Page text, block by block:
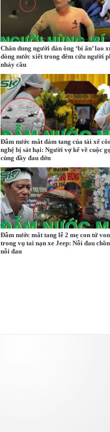
Chân dung người đàn ông ‘bí ẩn’ lao
dòng nước xiết trong đêm cứu người
nhảy cầu
Đẫm nước mắt đám tang của tài xế
nghệ bị sát hại: Người vợ kể về cuộc
cùng đầy đau đớn
Đẫm nước mắt tang lễ 2 mẹ con tử
trong vụ tai nạn xe Jeep: Nỗi đau
nỗi đau